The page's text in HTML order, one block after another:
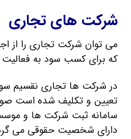
شرکت های تجاری
می توان شرکت تجاری را از
که برای کسب سود به
در شرکت ها تجاری نقسیم
تعیین و تکلیف شده است
سامانه ثبت شرکت ها و
دارای شخصیت حقوقی می